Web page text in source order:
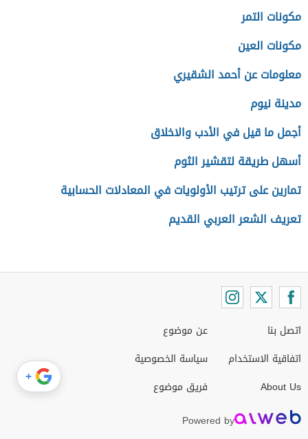
مكونات التمر
مكونات العين
معلومات عن أحمد الشقيري
مدينة نيوم
أجمل ما قيل في الأدب والاخلاق
أسهل طريقة لتقشير الثوم
تمارين على ترتيب الأولويات في المعادلات الحسابية
تعريف الشعر العربي القديم
اتصل بنا
اتفاقية الاستخدام
About Us
عن موضوع
سياسة الخصوصية
فريق موضوع
Powered by
+